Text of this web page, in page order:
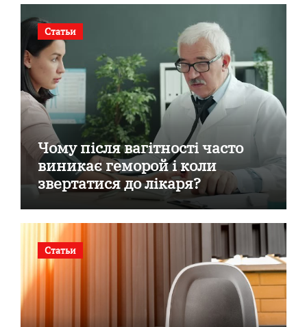
Статьи
Чому після вагітності часто
виникає геморой і коли
звертатися до лікаря?
Статьи